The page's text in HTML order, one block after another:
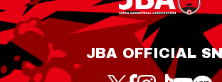
JBA OFFICIAL